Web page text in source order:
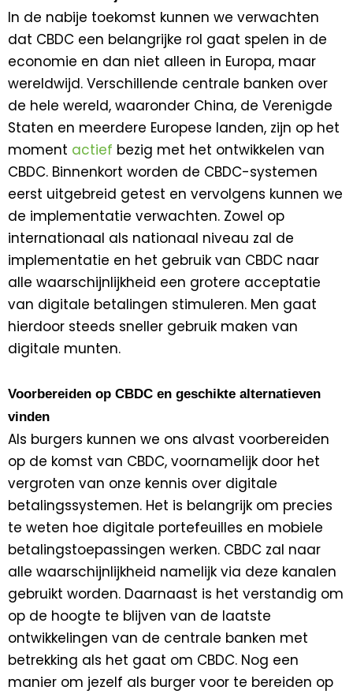
In de nabije toekomst kunnen we verwachten
dat CBDC een belangrijke rol gaat spelen in de
economie en dan niet alleen in Europa, maar
wereldwijd. Verschillende centrale banken over
de hele wereld, waaronder China, de Verenigde
Staten en meerdere Europese landen, zijn op het
moment actief bezig met het ontwikkelen van
CBDC. Binnenkort worden de CBDC-systemen
eerst uitgebreid getest en vervolgens kunnen we
de implementatie verwachten. Zowel op
internationaal als nationaal niveau zal de
implementatie en het gebruik van CBDC naar
alle waarschijnlijkheid een grotere acceptatie
van digitale betalingen stimuleren. Men gaat
hierdoor steeds sneller gebruik maken van
digitale munten.
Voorbereiden op CBDC en geschikte alternatieven
vinden
Als burgers kunnen we ons alvast voorbereiden
op de komst van CBDC, voornamelijk door het
vergroten van onze kennis over digitale
betalingssystemen. Het is belangrijk om precies
te weten hoe digitale portefeuilles en mobiele
betalingstoepassingen werken. CBDC zal naar
alle waarschijnlijkheid namelijk via deze kanalen
gebruikt worden. Daarnaast is het verstandig om
op de hoogte te blijven van de laatste
ontwikkelingen van de centrale banken met
betrekking als het gaat om CBDC. Nog een
manier om jezelf als burger voor te bereiden op